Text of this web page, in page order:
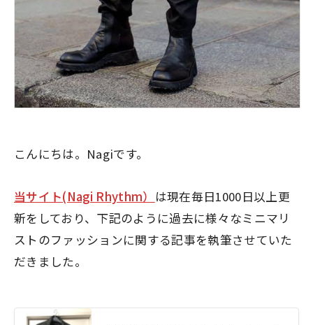
こんにちは。Nagiです。
当サイト(Nagi Rhythm） は現在毎日1000日以上更
新をしており、下記のように過去に様々なミニマリ
ストのファッションに関する記事を執筆させていた
だきました。